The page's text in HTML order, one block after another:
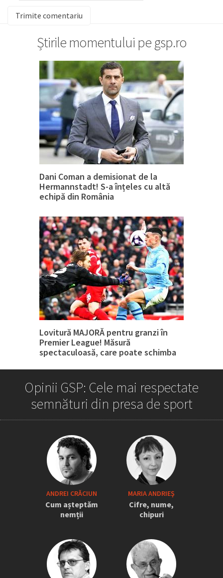
Știrile momentului pe gsp.ro
Dani Coman a demisionat de la
Hermannstadt! S-a înțeles cu altă
echipă din România
Lovitură MAJORĂ pentru granzi în
Premier League! Măsură
spectaculoasă, care poate schimba
„Iordănescu a tras sforile să revină la
națională” » Pițurcă face dezvăluiri
tari: „Dacă știam că vine el...” +
Scena din avion: „Era transfigurat”
Opinii GSP: Cele mai respectate
semnături din presa de sport
ANDREI CRĂCIUN
Cum așteptăm
nemții
MARIA ANDRIEŞ
Cifre, nume,
chipuri